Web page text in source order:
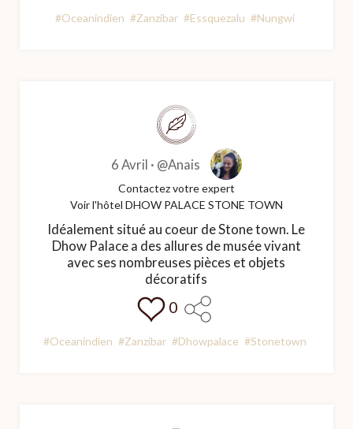
#Oceanindien #Zanzibar #Essquezalu #Nungwi
6 Avril · @Anais
Contactez votre expert
Voir l'hôtel DHOW PALACE STONE TOWN
Idéalement situé au coeur de Stone town. Le
Dhow Palace a des allures de musée vivant
avec ses nombreuses pièces et objets
décoratifs
0
#Oceanindien #Zanzibar #Dhowpalace #Stonetown